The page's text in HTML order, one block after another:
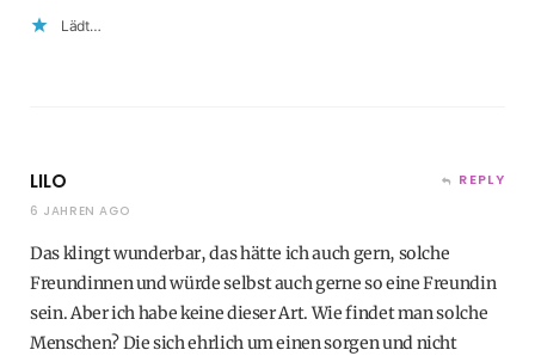
Lädt…
LILO
6 JAHREN AGO
REPLY
Das klingt wunderbar, das hätte ich auch gern, solche
Freundinnen und würde selbst auch gerne so eine Freundin
sein. Aber ich habe keine dieser Art. Wie findet man solche
Menschen? Die sich ehrlich um einen sorgen und nicht